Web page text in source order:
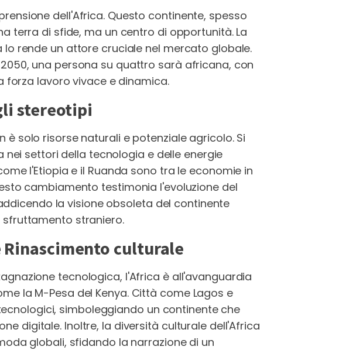
dell'Africa. Questo continente, spesso
terra di sfide, ma un centro di opportunità. La
rende un attore cruciale nel mercato globale.
una persona su quattro sarà africana, con
forza lavoro vivace e dinamica.
stereotipi
è solo risorse naturali e potenziale agricolo. Si
settori della tecnologia e delle energie
l'Etiopia e il Ruanda sono tra le economie in
cambiamento testimonia l'evoluzione del
la visione obsoleta del continente
straniero.
culturale
tecnologica, l'Africa è all'avanguardia
la M-Pesa del Kenya. Città come Lagos e
simboleggiando un continente che
digitale. Inoltre, la diversità culturale dell'Africa
globali, sfidando la narrazione di un